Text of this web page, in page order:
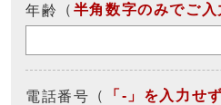
年齢 （ 半角数字のみでご
電話番号 （
「-」を入力せ